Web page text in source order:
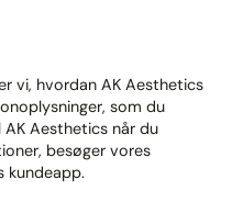
vi, hvordan AK Aesthetics
som du
Aesthetics når du
besøger vores
kundeapp.